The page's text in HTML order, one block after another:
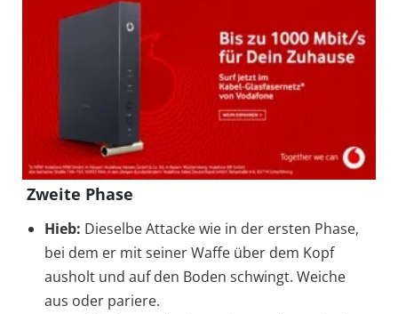
Zweite Phase
Hieb: Dieselbe Attacke wie in der ersten Phase,
bei dem er mit seiner Waffe über dem Kopf
ausholt und auf den Boden schwingt. Weiche
aus oder pariere.